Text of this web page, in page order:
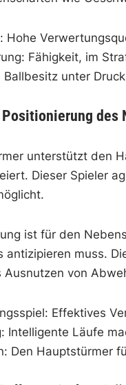
Hohe
Fähigkeit, im
Ballbesitz unter
Positionierung des
unterstützt den
Dieser Spieler
ist für den
antizipieren muss.
Ausnutzen von
Effektives
Intelligente Läufe
Den Hauptstürmer